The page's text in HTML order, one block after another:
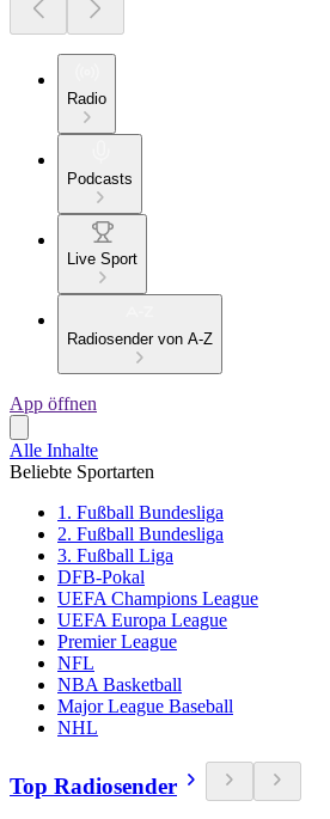
Radio
Podcasts
Live Sport
Radiosender von A-Z
App öffnen
Alle Inhalte
Beliebte Sportarten
1. Fußball Bundesliga
2. Fußball Bundesliga
3. Fußball Liga
DFB-Pokal
UEFA Champions League
UEFA Europa League
Premier League
NFL
NBA Basketball
Major League Baseball
NHL
Top Radiosender